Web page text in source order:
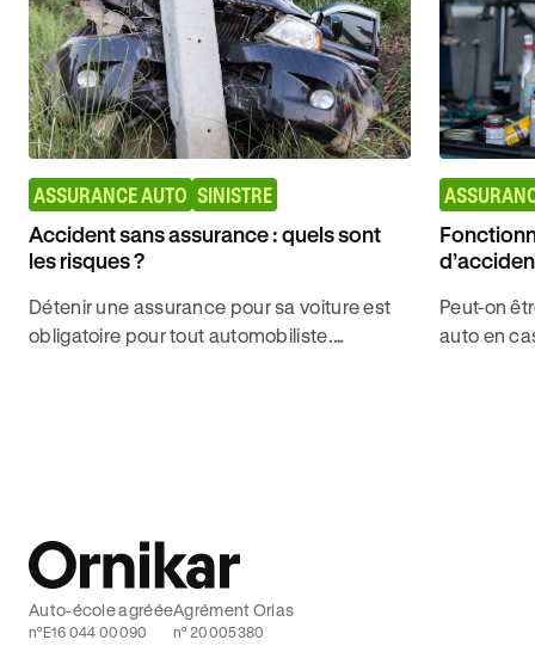
ASSURANCE AUTO SINISTRE
Accident sans assurance : quels sont
les risques ?
Détenir une assurance pour sa voiture est
obligatoire pour tout automobiliste.
Peut-on
auto en
Auto-école agréée
n°E16 044 00090
Agrément Orias
n° 20005380